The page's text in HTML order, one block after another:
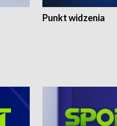
Punkt widzenia